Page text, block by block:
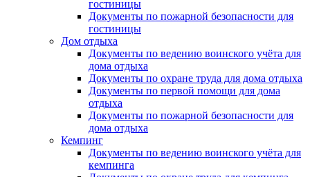
гостиницы
Документы по пожарной безопасности для
гостиницы
Дом отдыха
Документы по ведению воинского учёта для
дома отдыха
Документы по охране труда для дома отдыха
Документы по первой помощи для дома
отдыха
Документы по пожарной безопасности для
дома отдыха
Кемпинг
Документы по ведению воинского учёта для
кемпинга